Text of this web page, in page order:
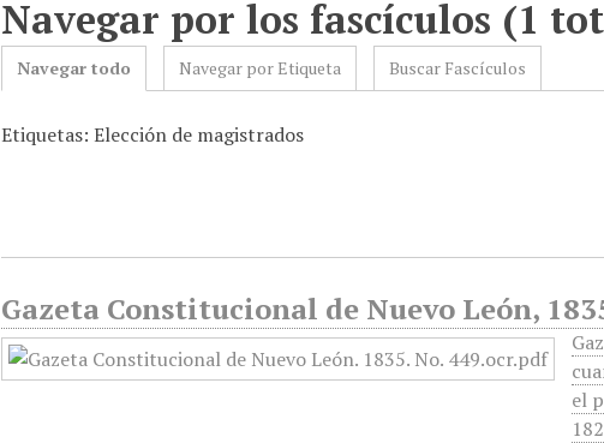
Navegar por los fascículos (1
Navegar todo Navegar por Etiqueta Buscar Fascículos
Etiquetas: Elección de magistrados
Gazeta Constitucional de Nuevo León,
el